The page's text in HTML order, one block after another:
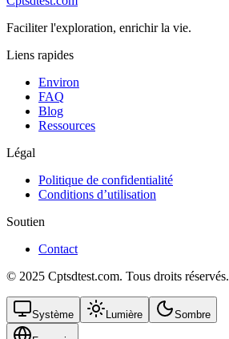
Faciliter l'exploration, enrichir la vie.
Liens rapides
Environ
FAQ
Blog
Ressources
Légal
Politique de confidentialité
Conditions d’utilisation
Soutien
Contact
© 2025 Cptsdtest.com. Tous droits réservés.
Système Lumière Sombre